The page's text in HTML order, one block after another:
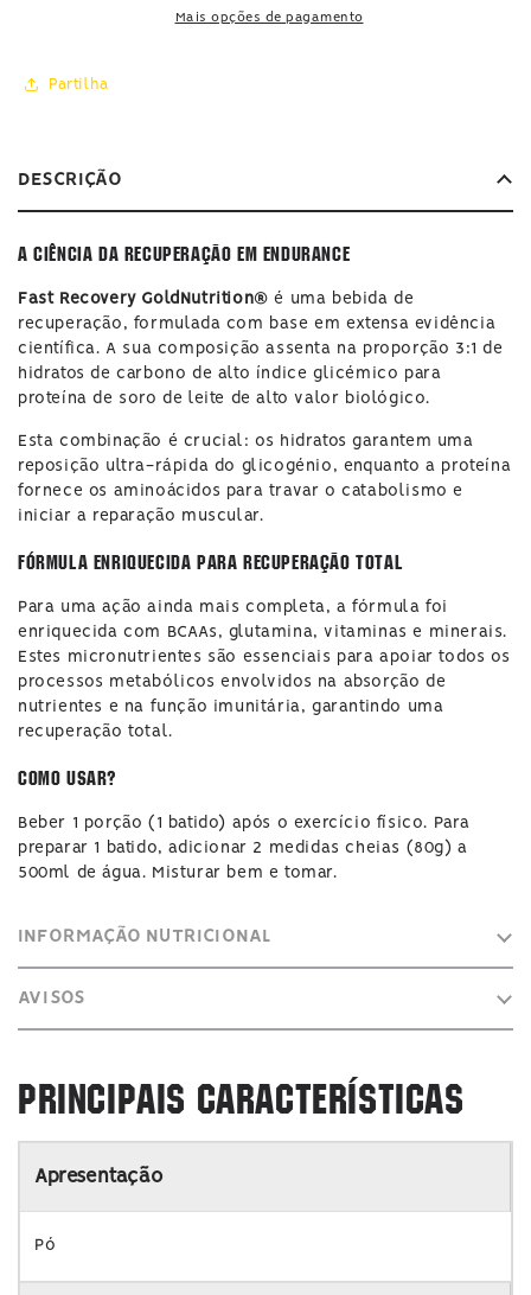
Mais opções de pagamento
Partilha
DESCRIÇÃO
A Ciência da Recuperação em Endurance
Fast Recovery GoldNutrition® é uma bebida de
recuperação, formulada com base em extensa evidência
científica. A sua composição assenta na proporção 3:1 de
hidratos de carbono de alto índice glicémico para
proteína de soro de leite de alto valor biológico.
Esta combinação é crucial: os hidratos garantem uma
reposição ultra-rápida do glicogénio, enquanto a proteína
fornece os aminoácidos para travar o catabolismo e
iniciar a reparação muscular.
Fórmula Enriquecida para Recuperação Total
Para uma ação ainda mais completa, a fórmula foi
enriquecida com BCAAs, glutamina, vitaminas e minerais.
Estes micronutrientes são essenciais para apoiar todos os
processos metabólicos envolvidos na absorção de
nutrientes e na função imunitária, garantindo uma
recuperação total.
Como usar?
Beber 1 porção (1 batido) após o exercício físico. Para
preparar 1 batido, adicionar 2 medidas cheias (80g) a
500ml de água. Misturar bem e tomar.
INFORMAÇÃO NUTRICIONAL
AVISOS
PRINCIPAIS CARACTERÍSTICAS
Apresentação
Pó